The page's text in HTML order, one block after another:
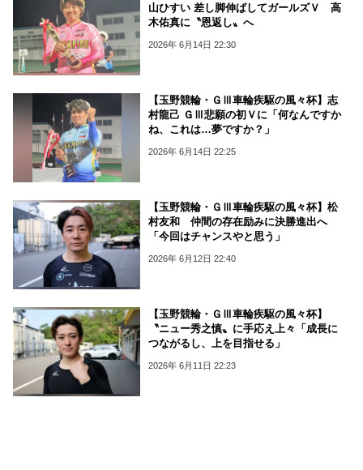
山ひすい 差し脚伸ばしてガールズＶ 高
木佑真に〝恩返し〟へ
2026年 6月14日 22:30
【玉野競輪・ＧⅢ車輪疾駆の風々杯】志
村龍己 ＧⅢ悲願の初Ｖに「何なんですか
ね、これは…夢ですか？」
2026年 6月14日 22:25
【玉野競輪・ＧⅢ車輪疾駆の風々杯】松
村友和 仲間の存在励みに決勝進出へ
「今回はチャンスやと思う」
2026年 6月12日 22:40
【玉野競輪・ＧⅢ車輪疾駆の風々杯】
〝ニュー秀之慎〟に手応え上々「成長に
つながるし、上を目指せる」
2026年 6月11日 22:23